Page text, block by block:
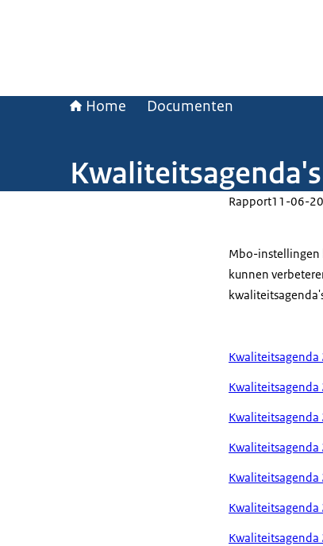
Home Documenten
Rapport11-06-
Mbo-instellingen
kunnen
Kwaliteitsagenda